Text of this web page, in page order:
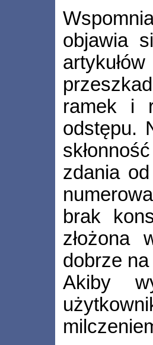
objawia
ramek i
odstępu.
zdania
brak
złożona
dobrze
Akiby